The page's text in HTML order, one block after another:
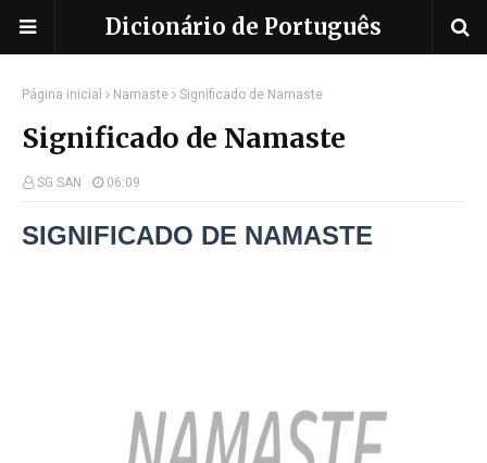
Dicionário de Português
Página inicial Namaste Significado de Namaste
Significado de Namaste
SG SAN 06:09
SIGNIFICADO DE NAMASTE